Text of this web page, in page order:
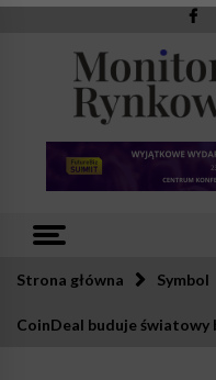
Skip
Strona główna Symbol
CoinDeal buduje światowy